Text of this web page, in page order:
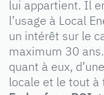
lui appartient. Il
l’usage à Local
un intérêt sur le
maximum 30
quant à eux,
locale et le tout